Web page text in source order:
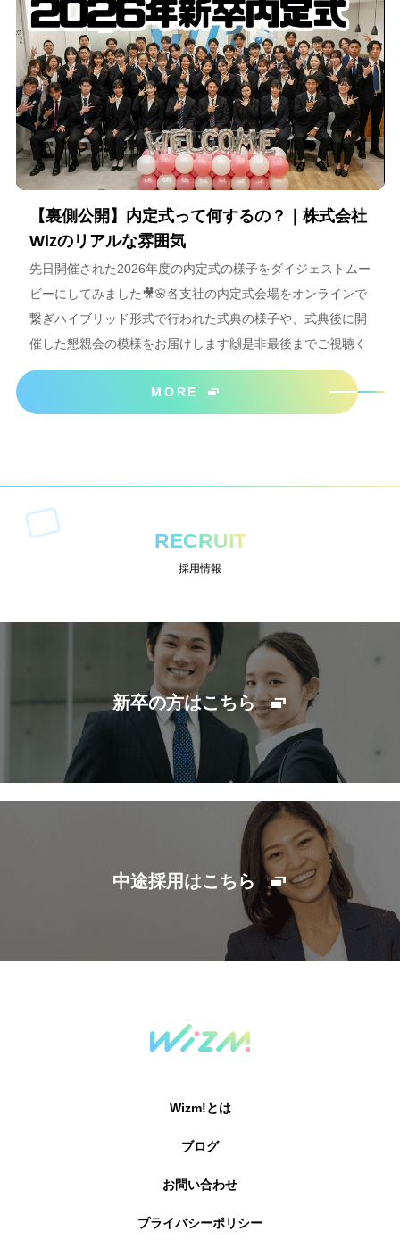
【裏側公開】内定式って何するの？｜株式会社
Wizのリアルな雰囲気
先日開催された2026年度の内定式の様子をダイジェストムー
ビーにしてみました🎥🌸各支社の内定式会場をオンラインで
繋ぎハイブリッド形式で行われた式典の様子や、式典後に開
催した懇親会の模様をお届けします🙌是非最後までご視聴く
ださいね＾＾
MORE
RECRUIT
採用情報
新卒の方はこちら
中途採用はこちら
Wizm!とは
ブログ
お問い合わせ
プライバシーポリシー